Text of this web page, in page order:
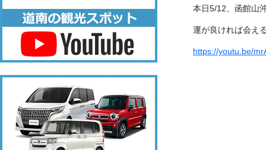
本日5/12、函館山
運が良ければ会え
https://youtu.be/